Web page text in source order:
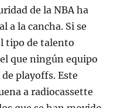
de la NBA ha
a la cancha. Si se
tipo de talento
que ningún equipo
playoffs. Este
a radiocassette